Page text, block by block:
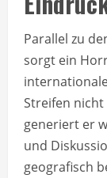
Parallel zu
sorgt ein
Streifen
generiert er
und
geografisch